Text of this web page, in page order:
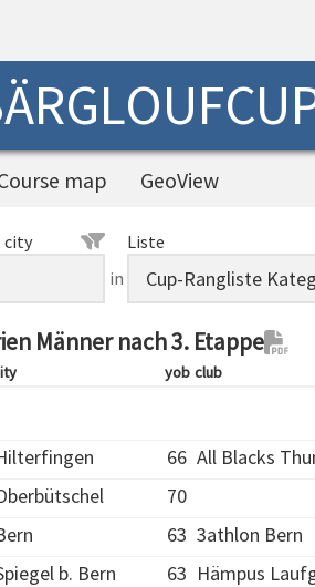
map GeoView
city
in
Liste
Männer nach 3. Etappe
yob club
66 All Blacks
70
63 3athlon Bern
b. Bern 63 Hämpus